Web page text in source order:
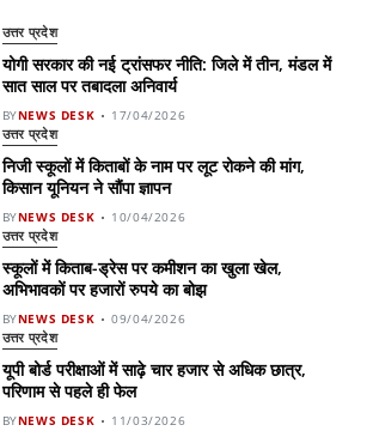
उत्तर प्रदेश
योगी सरकार की नई ट्रांसफर नीति: जिले में तीन, मंडल में
सात साल पर तबादला अनिवार्य
BYNEWS DESK 17/04/2026
उत्तर प्रदेश
निजी स्कूलों में किताबों के नाम पर लूट रोकने की मांग,
किसान यूनियन ने सौंपा ज्ञापन
BYNEWS DESK 10/04/2026
उत्तर प्रदेश
स्कूलों में किताब-ड्रेस पर कमीशन का खुला खेल,
अभिभावकों पर हजारों रुपये का बोझ
BYNEWS DESK 09/04/2026
उत्तर प्रदेश
यूपी बोर्ड परीक्षाओं में साढ़े चार हजार से अधिक छात्र,
परिणाम से पहले ही फेल
BYNEWS DESK 11/03/2026